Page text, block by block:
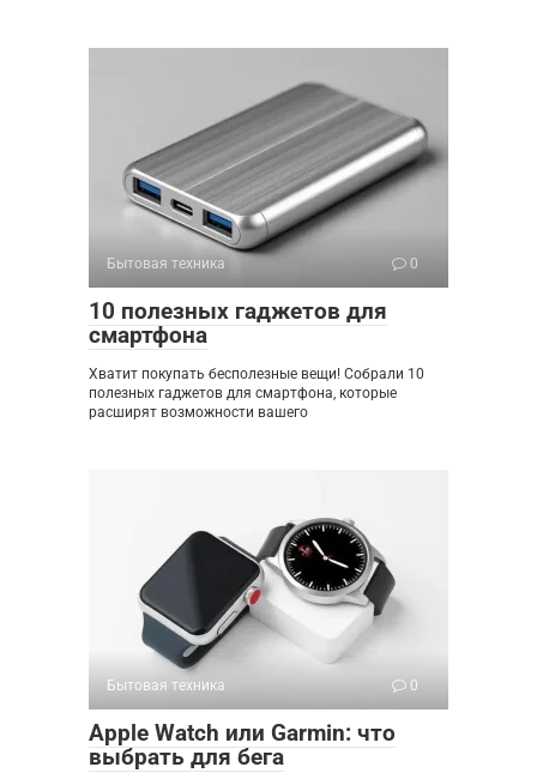
Бытовая техника 0
10 полезных гаджетов для
смартфона
Хватит покупать бесполезные вещи! Собрали 10
полезных гаджетов для смартфона, которые
расширят возможности вашего
Бытовая техника 0
Apple Watch или Garmin: что
выбрать для бега